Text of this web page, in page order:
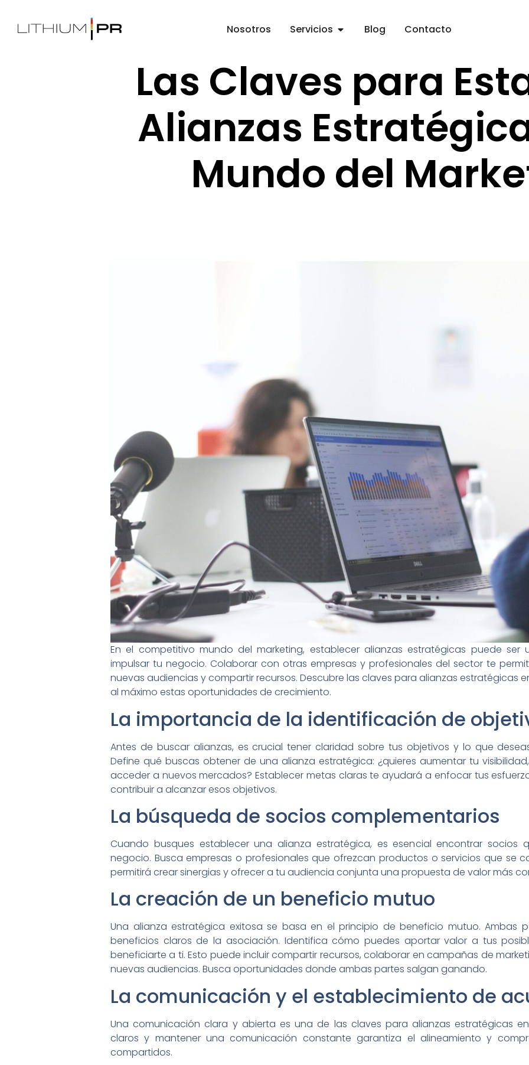
Nosotros Servicios Blog Contacto
Las Claves para
Alianzas
Mundo del
En el competitivo mundo del marketing, establecer alianzas estratégicas puede ser
impulsar tu negocio. Colaborar con otras empresas y profesionales del sector te
nuevas audiencias y compartir recursos. Descubre las claves para alianzas estratégicas
al máximo estas oportunidades de crecimiento.
La importancia de la identificación de
Antes de buscar alianzas, es crucial tener claridad sobre tus objetivos y lo que
Define qué buscas obtener de una alianza estratégica: ¿quieres aumentar tu
acceder a nuevos mercados? Establecer metas claras te ayudará a enfocar tus
contribuir a alcanzar esos objetivos.
La búsqueda de socios complementarios
Cuando busques establecer una alianza estratégica, es esencial encontrar socios
negocio. Busca empresas o profesionales que ofrezcan productos o servicios que se
permitirá crear sinergias y ofrecer a tu audiencia conjunta una propuesta de valor más
La creación de un beneficio mutuo
Una alianza estratégica exitosa se basa en el principio de beneficio mutuo. Ambas
beneficios claros de la asociación. Identifica cómo puedes aportar valor a tus
beneficiarte a ti. Esto puede incluir compartir recursos, colaborar en campañas de
nuevas audiencias. Busca oportunidades donde ambas partes salgan ganando.
La comunicación y el establecimiento de
Una comunicación clara y abierta es una de las claves para alianzas estratégicas
claros y mantener una comunicación constante garantiza el alineamiento y
compartidos.